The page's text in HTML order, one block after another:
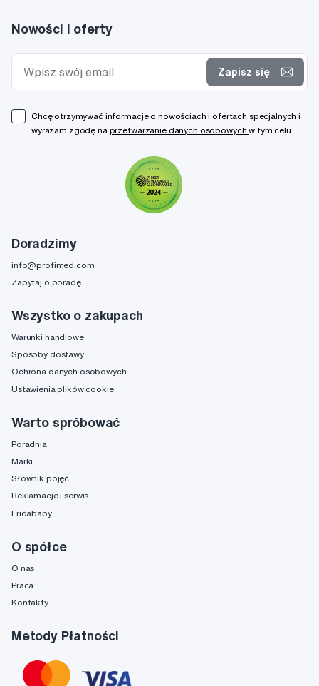
Doradzimy
info@profimed.com
Zapytaj o poradę
Wszystko o zakupach
Warunki handlowe
Sposoby dostawy
Ochrona danych osobowych
Ustawienia plików cookie
Warto spróbować
Poradnia
Marki
Słownik pojęć
Reklamacje i serwis
Fridababy
O spółce
O nas
Praca
Kontakty
Metody Płatności
Nowości i oferty
Zapisz się
Chcę otrzymywać informacje o nowościach i ofertach specjalnych i
wyrażam zgodę na przetwarzanie danych osobowychw tym celu.